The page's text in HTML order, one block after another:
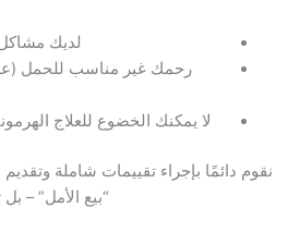
لديك
رحمك غير مناسب للحمل
لا يمكنك الخضوع للعلاج
نقوم دائمًا بإجراء تقييمات شاملة
“بيع الأمل” –